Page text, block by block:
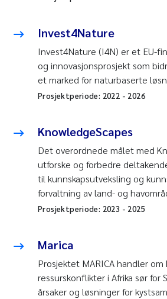
Invest4Nature
Invest4Nature (I4N) er et EU-
og innovasjonsprosjekt som
et marked for naturbaserte
Prosjektperiode: 2022 - 2026
KnowledgeScapes
Det overordnede målet med
utforske og forbedre
til kunnskapsutveksling og
forvaltning av land- og
Prosjektperiode: 2023 - 2025
Marica
Prosjektet MARICA handler
ressurskonflikter i Afrika sør for
årsaker og løsninger for